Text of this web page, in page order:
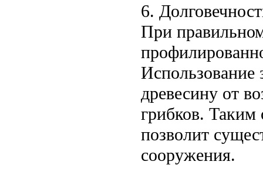
6.
При
Использование
древесину от
грибков. Таким
позволит
сооружения.